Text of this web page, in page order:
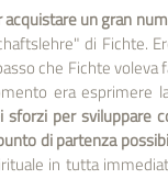
un gran
di Fichte.
che Fichte voleva
era esprimere
sforzi per sviluppare
di partenza
in tutta